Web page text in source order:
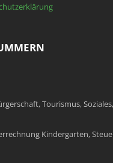
Tourismus,
Kindergarten,